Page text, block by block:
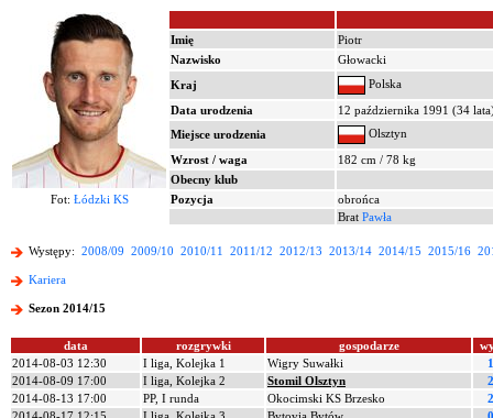
Imię
Piotr
Nazwisko
Głowacki
Kraj
Polska
Data urodzenia
12 października 1991 (34
Miejsce urodzenia
Olsztyn
Wzrost / waga
182 cm / 78 kg
Obecny klub
Fot: Łódzki KS Pozycja
obrońca
Brat Pawła
Występy: 2008/09 2009/10 2010/11 2011/12 2012/13 2013/14 2014/15 2015/16
Kariera
Sezon 2014/15
data rozgrywki gospodarze
2014-08-03 12:30
I liga, Kolejka 1 Wigry Suwałki
2014-08-09 17:00
I liga, Kolejka 2 Stomil Olsztyn
2014-08-13 17:00
PP, I runda Okocimski KS Brzesko